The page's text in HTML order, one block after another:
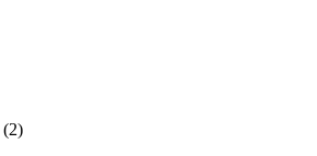
(2)